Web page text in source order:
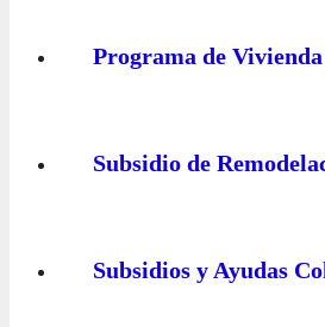
Programa de
Subsidio de
Subsidios y Ayudas